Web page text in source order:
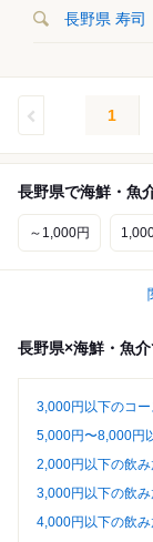
長野県 寿司
1
長野県で海鮮・魚
～1,000円
長野県×海鮮・魚
3,000円以下のコー
5,000円〜8,000円
2,000円以下の飲
3,000円以下の飲
4,000円以下の飲